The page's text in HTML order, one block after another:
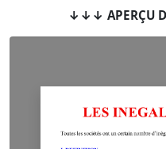
↓↓↓ APERÇU